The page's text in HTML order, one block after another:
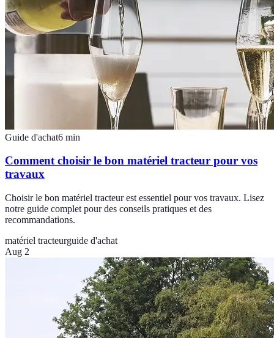
Guide d'achat6 min
Comment choisir le bon matériel tracteur pour vos
travaux
Choisir le bon matériel tracteur est essentiel pour vos travaux. Lisez
notre guide complet pour des conseils pratiques et des
recommandations.
matériel tracteurguide d'achat
Aug 2